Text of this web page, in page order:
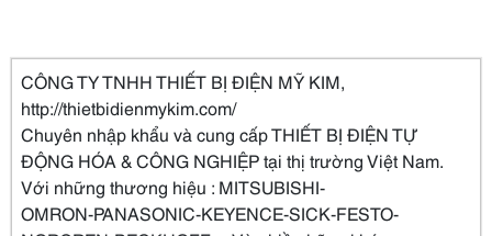
CÔNG TY TNHH THIẾT BỊ ĐIỆN MỸ KIM,
http://thietbidienmykim.com/
Chuyên nhập khẩu và cung cấp THIẾT BỊ ĐIỆN TỰ
ĐỘNG HÓA & CÔNG NGHIỆP tại thị trường Việt Nam.
Với những thương hiệu : MITSUBISHI-
OMRON-PANASONIC-KEYENCE-SICK-FESTO-